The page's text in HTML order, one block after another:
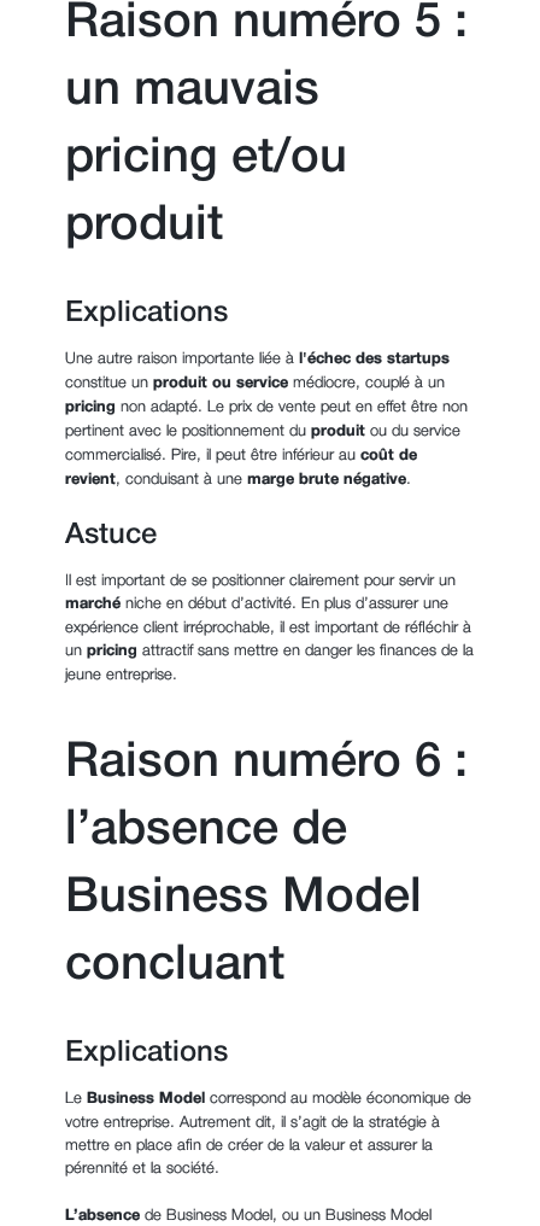
Raison numéro 5 :
un mauvais
pricing et/ou
produit
Explications
Une autre raison importante liée à l'échec des startups
constitue un produit ou service médiocre, couplé à un
pricing non adapté. Le prix de vente peut en effet être non
pertinent avec le positionnement du produit ou du service
commercialisé. Pire, il peut être inférieur au coût de
revient, conduisant à une marge brute négative.
Astuce
Il est important de se positionner clairement pour servir un
marché niche en début d’activité. En plus d’assurer une
expérience client irréprochable, il est important de réfléchir à
un pricing attractif sans mettre en danger les finances de la
jeune entreprise.
Raison numéro 6 :
l’absence de
Business Model
concluant
Explications
Le Business Model correspond au modèle économique de
votre entreprise. Autrement dit, il s’agit de la stratégie à
mettre en place afin de créer de la valeur et assurer la
pérennité et la société.
L’absence de Business Model, ou un Business Model